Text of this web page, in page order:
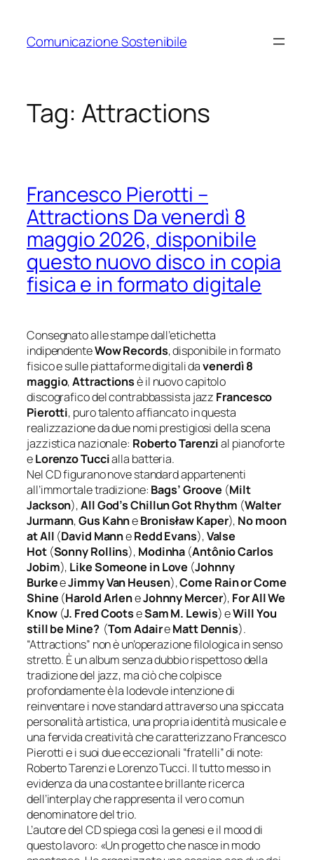
contenuto
Comunicazione Sostenibile
Tag: Attractions
Francesco Pierotti –
Attractions Da venerdì 8
maggio 2026, disponibile
questo nuovo disco in copia
fisica e in formato digitale
Consegnato alle stampe dall’etichetta
indipendenteWow Records, disponibile in formato
fisico e sulle piattaforme digitali davenerdì 8
maggio,Attractionsè il nuovo capitolo
discografico del contrabbassista jazz Francesco
Pierotti, puro talento affiancato in questa
realizzazione da due nomi prestigiosi della scena
jazzistica nazionale: Roberto Tarenzial pianoforte
eLorenzo Tuccialla batteria.
Nel CD figurano nove standard appartenenti
all’immortale tradizione: Bags’ Groove (Milt
Jackson),All God’s Chillun Got Rhythm (Walter
Jurmann,Gus KahneBronisław Kaper), No moon
at All (David ManneRedd Evans),Valse
Hot(Sonny Rollins), Modinha (Antônio Carlos
Jobim), Like Someone in Love (Johnny
BurkeeJimmy Van Heusen),Come Rain or Come
Shine (Harold ArleneJohnny Mercer), For All We
Know(J. Fred CootseSam M. Lewis) eWill You
still be Mine? (Tom AdaireMatt Dennis).
“Attractions” non è un’operazione filologica in senso
stretto. È un album senza dubbio rispettoso della
tradizione del jazz, ma ciò che colpisce
profondamente è la lodevole intenzione di
reinventare i nove standard attraverso una spiccata
personalità artistica, una propria identità musicale e
una fervida creatività che caratterizzano Francesco
Pierotti e i suoi due eccezionali “fratelli” di note:
Roberto Tarenzi e Lorenzo Tucci. Il tutto messo in
evidenza da una costante e brillante ricerca
dell’interplay che rappresenta il vero comun
denominatore del trio.
L’autore del CD spiega così la genesi e il mood di
questo lavoro: «Un progetto che nasce in modo